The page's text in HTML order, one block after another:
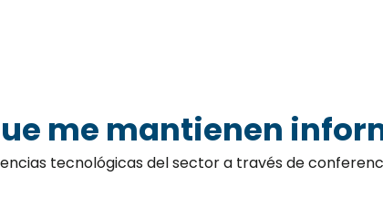
me mantienen
tecnológicas del sector a través de